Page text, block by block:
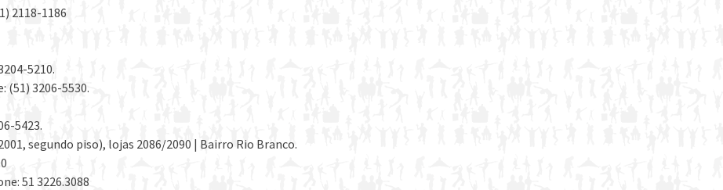
2118-1186
5210.
(51) 3206-5530.
5423.
segundo piso), lojas 2086/2090 | Bairro Rio Branco.
51 3226.3088